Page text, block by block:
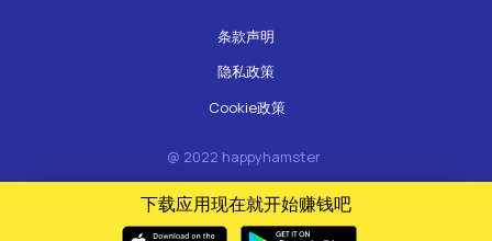
下载应用现在就开始赚钱吧
条款声明
隐私政策
Cookie政策
@ 2022 happyhamster
Made on Tilda